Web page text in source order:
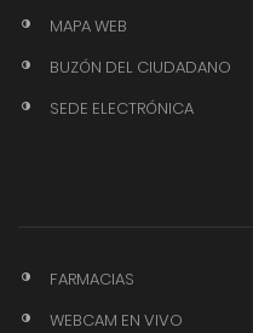
MAPA WEB
BUZÓN DEL CIUDADANO
SEDE ELECTRÓNICA
FARMACIAS
WEBCAM EN VIVO